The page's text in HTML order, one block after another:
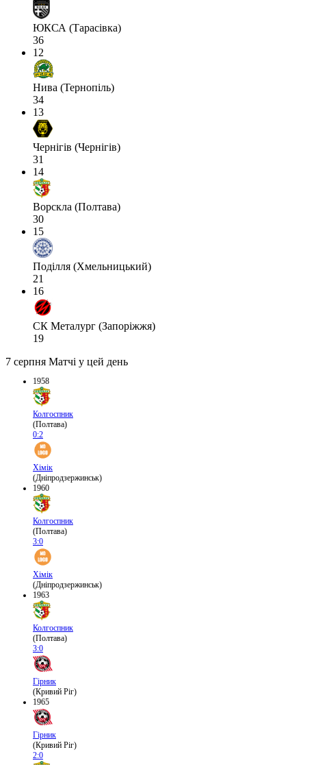
ЮКСА (Тарасівка)
36
12
Нива (Тернопіль)
34
13
Чернігів (Чернігів)
31
14
Ворскла (Полтава)
30
15
Поділля (Хмельницький)
21
16
СК Металург (Запоріжжя)
19
7 серпня Матчі у цей день
1958
Колгоспник
(Полтава)
0:2
Хімік
(Дніпродзержинськ)
1960
Колгоспник
(Полтава)
3:0
Хімік
(Дніпродзержинськ)
1963
Колгоспник
(Полтава)
3:0
Гірник
(Кривий Ріг)
1965
Гірник
(Кривий Ріг)
2:0